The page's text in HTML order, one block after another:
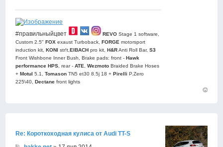
#правильныйцвет REVO Stage 1 software,
Custom 2.5"FOX exaust Turboback,FORGE motorsport
induction kit,KONI str!t,EIBACH pro kit,H&RAnti Roll Bar,S3
Front Wishbone Inner Bush, Brake pads: front -Hawk
performance HPS , rear -АТЕ ,Wezmoto Braided Brake Hoses
+Motul 5.1,Tomason TN5 et30 8.5j 18 +Pirelli P.Zero
225\40,Dectane front lights
Re: Короткоходная кулиса от Audi TT-S